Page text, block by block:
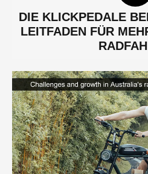
DIE KLICKPEDALE
LEITFADEN FÜR